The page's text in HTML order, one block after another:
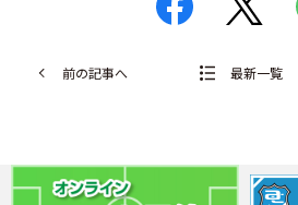
前の記事へ 最新一覧